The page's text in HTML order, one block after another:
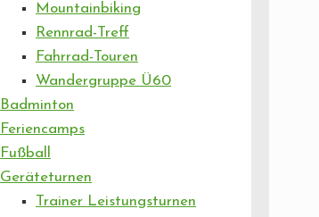
Mountainbiking
Rennrad-Treff
Fahrrad-Touren
Wandergruppe Ü60
Badminton
Feriencamps
Fußball
Geräteturnen
Trainer Leistungsturnen